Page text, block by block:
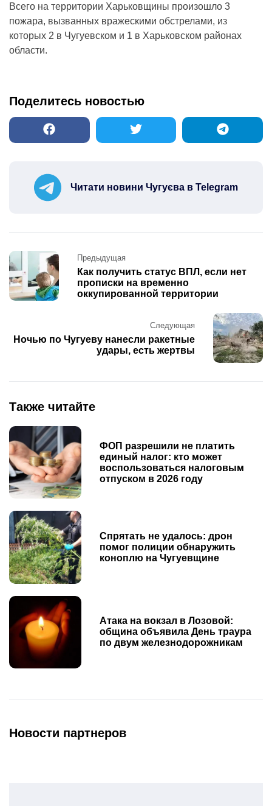
Всего на территории Харьковщины произошло 3
пожара, вызванных вражескими обстрелами, из
которых 2 в Чугуевском и 1 в Харьковском районах
области.
Поделитесь новостью
Читати новини Чугуєва в Telegram
Post
navigation
Предыдущая
Как получить статус ВПЛ, если нет
прописки на временно
оккупированной территории
Следующая
Ночью по Чугуеву нанесли ракетные
удары, есть жертвы
Также читайте
ФОП разрешили не платить
единый налог: кто может
воспользоваться налоговым
отпуском в 2026 году
Спрятать не удалось: дрон
помог полиции обнаружить
коноплю на Чугуевщине
Атака на вокзал в Лозовой:
община объявила День траура
по двум железнодорожникам
Новости партнеров